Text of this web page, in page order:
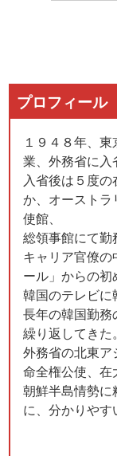
プロフィール
１９４８年、
業、外務省に入
入省後は５度
か、オーストラ
使館、
総領事館にて勤
キャリア官僚
ール」からの初
韓国のテレビに
長年の韓国勤務
繰り返してきた。
外務省の北東
命全権公使、在
朝鮮半島情勢
に、分かりやす